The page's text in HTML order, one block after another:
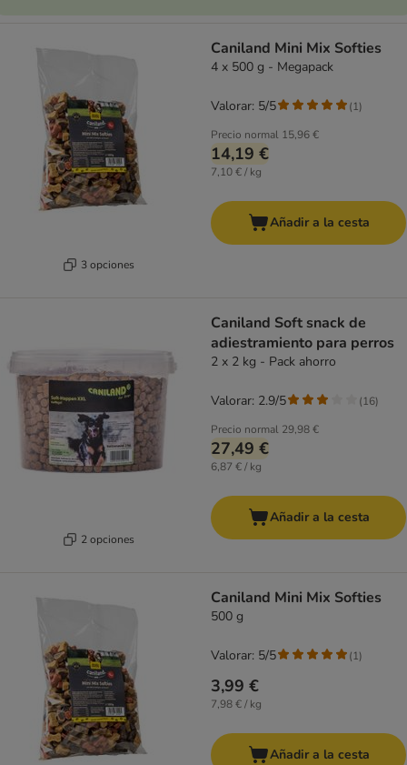
3 opciones
Caniland Mini Mix Softies
4 x 500 g - Megapack
Precio normal 15,96 €
14,19 €
7,10 € / kg
Valorar: 5/5 (1)
Añadir a la cesta
2 opciones
Caniland Soft snack de
adiestramiento para perros
2 x 2 kg - Pack ahorro
Precio normal 29,98 €
27,49 €
6,87 € / kg
Valorar: 2.9/5 (16)
Añadir a la cesta
Caniland Mini Mix Softies
500 g
3,99 €
7,98 € / kg
Valorar: 5/5 (1)
Añadir a la cesta